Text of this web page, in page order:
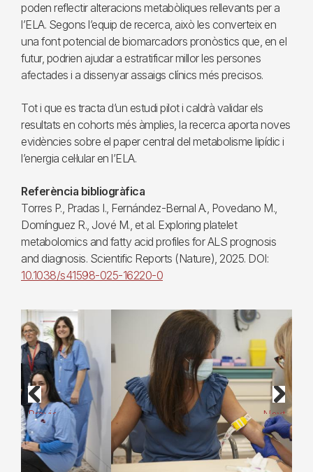
poden reflectir alteracions metabòliques rellevants per a
l’ELA. Segons l’equip de recerca, això les converteix en
una font potencial de biomarcadors pronòstics que, en el
futur, podrien ajudar a estratificar millor les persones
afectades i a dissenyar assaigs clínics més precisos.
Tot i que es tracta d’un estudi pilot i caldrà validar els
resultats en cohorts més àmplies, la recerca aporta noves
evidències sobre el paper central del metabolisme lipídic i
l’energia cel·lular en l’ELA.
Referència bibliogràfica
Torres P., Pradas I., Fernández-Bernal A., Povedano M.,
Domínguez R., Jové M., et al. Exploring platelet
metabolomics and fatty acid profiles for ALS prognosis
and diagnosis. Scientific Reports (Nature), 2025. DOI:
10.1038/s41598-025-16220-0
Previous Next